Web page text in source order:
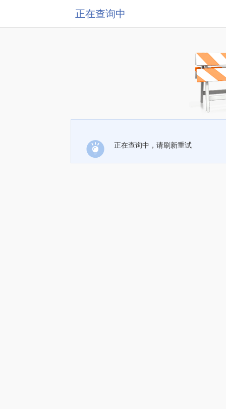
正在查询中
正在查询中，请刷新重试